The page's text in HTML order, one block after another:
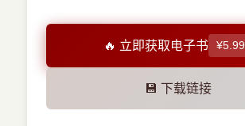
🔥 立即获取电子书 ¥5.99
💾 下载链接